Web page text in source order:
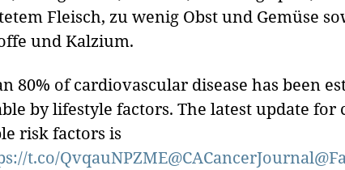
Fleisch, zu wenig Obst und Gemüse
und Kalzium.
80% of cardiovascular disease has been
by lifestyle factors. The latest update for
risk factors is
t.co/QvqauNPZME@CACancerJournal